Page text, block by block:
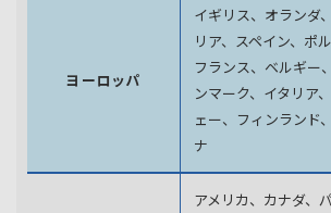
ヨーロッパ
イギリス、オランダ
リア、スペイン、 ポ
フランス、ベルギー
ンマーク、イタリア
ェー、フィンランド、
ナ
アメリカ、カナダ、